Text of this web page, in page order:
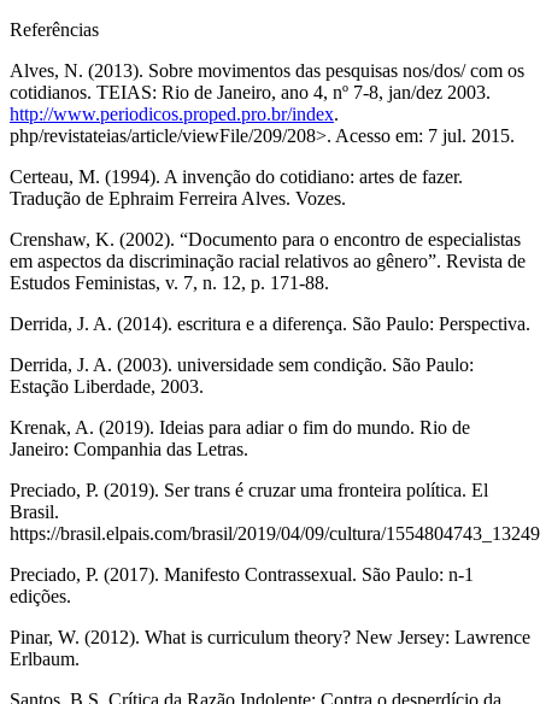
Referências
Alves, N. (2013). Sobre movimentos das pesquisas nos/dos/ com os
cotidianos. TEIAS: Rio de Janeiro, ano 4, nº 7-8, jan/dez 2003.
http://www.periodicos.proped.pro.br/index.
php/revistateias/article/viewFile/209/208>. Acesso em: 7 jul. 2015.
Certeau, M. (1994). A invenção do cotidiano: artes de fazer.
Tradução de Ephraim Ferreira Alves. Vozes.
Crenshaw, K. (2002). “Documento para o encontro de especialistas
em aspectos da discriminação racial relativos ao gênero”. Revista de
Estudos Feministas, v. 7, n. 12, p. 171-88.
Derrida, J. A. (2014). escritura e a diferença. São Paulo: Perspectiva.
Derrida, J. A. (2003). universidade sem condição. São Paulo:
Estação Liberdade, 2003.
Krenak, A. (2019). Ideias para adiar o fim do mundo. Rio de
Janeiro: Companhia das Letras.
Preciado, P. (2019). Ser trans é cruzar uma fronteira política. El
Brasil.
https://brasil.elpais.com/brasil/2019/04/09/cultura/
Preciado, P. (2017). Manifesto Contrassexual. São Paulo: n-1
edições.
Pinar, W. (2012). What is curriculum theory? New Jersey: Lawrence
Erlbaum.
Santos, B.S. Crítica da Razão Indolente: Contra o desperdício da